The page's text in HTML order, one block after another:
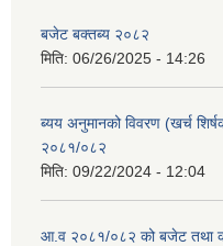
बजेट बक्तब्य २०८२
मिति: 06/26/2025 - 14:26
ब्यय अनुमानको विवरण (खर्च
२०८१/०८२
मिति: 09/22/2024 - 12:04
आ.व २०८१/०८२ को बजेट तथा